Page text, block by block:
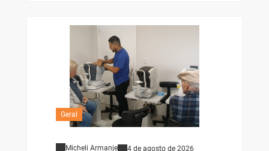
Geral
Micheli Armanje 4 de agosto de 2026